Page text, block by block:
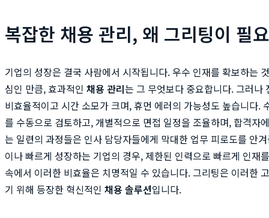
복잡한 채용 관리, 왜 그리팅이 필
기업의 성장은 결국 사람에서 시작됩니다. 우수 인재를 확보하는
심인 만큼, 효과적인 채용 관리는 그 무엇보다 중요합니다. 그러나
비효율적이고 시간 소모가 크며, 휴먼 에러의 가능성도 높습니다.
를 수동으로 검토하고, 개별적으로 면접 일정을 조율하며, 합격자
는 일련의 과정들은 인사 담당자들에게 막대한 업무 피로도를 안
이나 빠르게 성장하는 기업의 경우, 제한된 인력으로 빠르게 인재
속에서 이러한 비효율은 치명적일 수 있습니다. 그리팅은 이러한
기 위해 등장한 혁신적인 채용 솔루션입니다.